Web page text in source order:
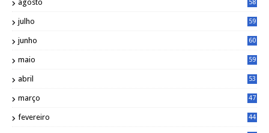
agosto 58
julho 59
junho 60
maio 59
abril 53
março 47
fevereiro 44